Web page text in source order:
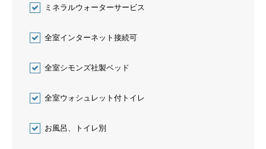
ミネラルウォーターサービス
全室インターネット接続可
全室シモンズ社製ベッド
全室ウォシュレット付トイレ
お風呂、トイレ別